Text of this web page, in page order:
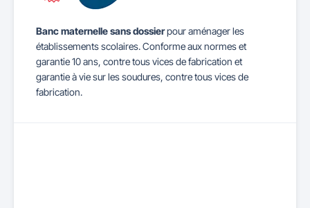
Banc maternelle sans dossierpour aménager les
établissements scolaires. Conforme aux normes et
garantie 10 ans, contre tous vices de fabrication et
garantie à vie sur les soudures, contre tous vices de
fabrication.